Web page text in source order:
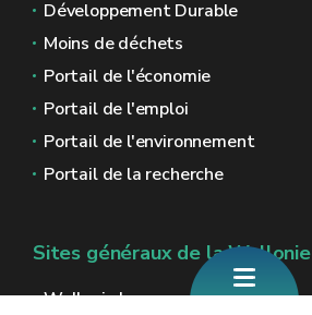
Développement Durable
Moins de déchets
Portail de l'économie
Portail de l'emploi
Portail de l'environnement
Portail de la recherche
Sites généraux de la Wallonie
Wallonie.be